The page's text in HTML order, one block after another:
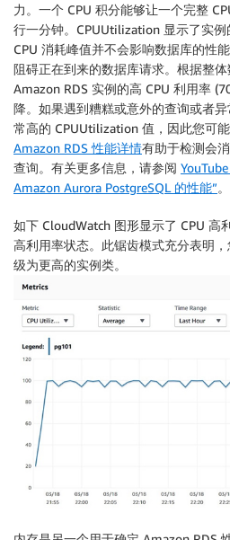
力。一个 CPU 积分能够让一个完整
行一分钟。CPUUtilization 显示了实
CPU 消耗峰值并不会影响数据库的性
阻碍正在到来的数据库请求。根据整
Amazon RDS 实例的高 CPU 利用率
降。如果遇到糟糕或意外的查询或者
常高的 CPUUtilization 值，因此您可能
Amazon RDS 性能详情有助于检测会
查询。有关更多信息，请参阅
Amazon Aurora PostgreSQL 的性能”。
如下 CloudWatch 图形显示了 CPU 高
高利用率状态。此锯齿模式充分表明
级为更高的实例类。